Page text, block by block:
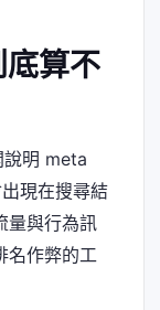
算不
說明 meta
現在搜尋結
量與行為訊
名作弊的工